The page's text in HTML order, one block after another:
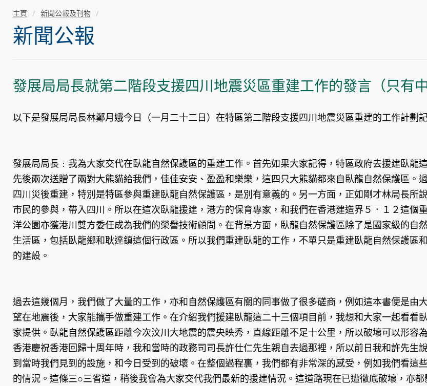
主頁 新聞公報及刊物
新聞公報
發展局局長就第二階段支援四川地震災區重建工作的發言（只有中
以下是發展局局長林鄭月娥今日（一月二十二日）在特區第二階段支援四川地震災區重建的工作計劃
發展局局長﹕我為大家交代在臥龍自然保護區的重建工作。首先如果大家記得，特區政府去援建臥龍
先後兩次送贈了兩對大熊貓給我們，佳佳安安、盈盈和樂樂，這四只大熊貓都來自臥龍自然保護區。
四川災後重建，特別是特區參與重建臥龍自然保護區，是別有意義的。另一方面，正如剛才林局長所
市民的參與，帶入四川。所以在這次臥龍援建，港方的保育專家，和我們在香港建造界５．１２這個
洋公園亦獲港川雙方委任成為我們的榮譽技術顧問。在背景方面，臥龍自然保護區除了是國家級的自
生活區，包括臥龍鄉和耿達鎮這個行政區。所以我們重建臥龍的工作，不單只是重建臥龍自然保護區
的建設。
過去這幾個月，我們做了大量的工作，亦和自然保護區有關的同事做了很多磋商，例如這本書便是由
望在地震後，大家能攜手做重建工作。在介紹我們援建臥龍這二十三個項目前，我想和大家一起看看
家提供。臥龍自然保護區距離今次汶川大地震的震央映秀，直線距離不足十公里，所以破壞可以形容
香港慶祝香港回歸十周年時，我和當時的政務司司長許仕仁先生親自去過那裡，所以前日我和許先生
到當時我們見到的設施，和今日受到的破壞。在整個過程裏，我們都有非常深的感受，例如我們看這
的情況。這條三○三省道，稍後我會為大家交代我們最新的援建情況。這道路現在已遭徹底破壞，亦